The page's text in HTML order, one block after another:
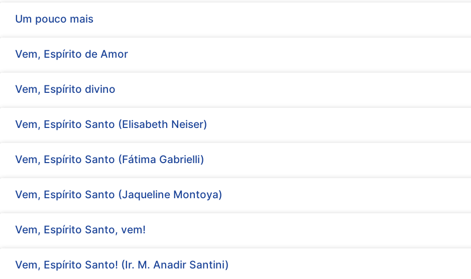
Um pouco mais
Vem, Espírito de Amor
Vem, Espírito divino
Vem, Espírito Santo (Elisabeth Neiser)
Vem, Espírito Santo (Fátima Gabrielli)
Vem, Espírito Santo (Jaqueline Montoya)
Vem, Espírito Santo, vem!
Vem, Espírito Santo! (Ir. M. Anadir Santini)